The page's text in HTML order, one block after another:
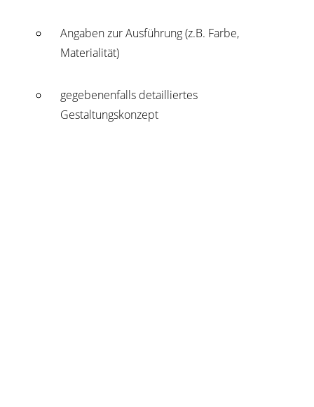
Angaben zur Ausführung (z.B. Farbe,
Materialität)
gegebenenfalls detailliertes
Gestaltungskonzept